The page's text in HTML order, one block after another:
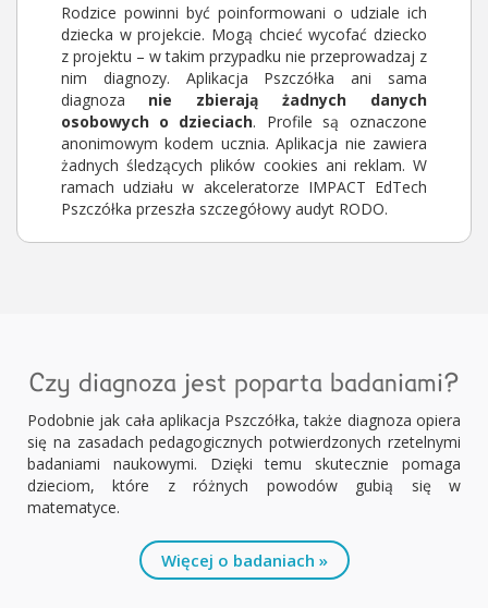
Rodzice powinni być poinformowani o udziale ich
dziecka w projekcie. Mogą chcieć wycofać dziecko
z projektu – w takim przypadku nie przeprowadzaj z
nim diagnozy. Aplikacja Pszczółka ani sama
diagnoza nie zbierają żadnych danych
osobowych o dzieciach. Profile są oznaczone
anonimowym kodem ucznia. Aplikacja nie zawiera
żadnych śledzących plików cookies ani reklam. W
ramach udziału w akceleratorze IMPACT EdTech
Pszczółka przeszła szczegółowy audyt RODO.
Czy diagnoza jest poparta badaniami?
Podobnie jak cała aplikacja Pszczółka, także diagnoza opiera
się na zasadach pedagogicznych potwierdzonych rzetelnymi
badaniami naukowymi. Dzięki temu skutecznie pomaga
dzieciom, które z różnych powodów gubią się w
matematyce.
Więcej o badaniach »